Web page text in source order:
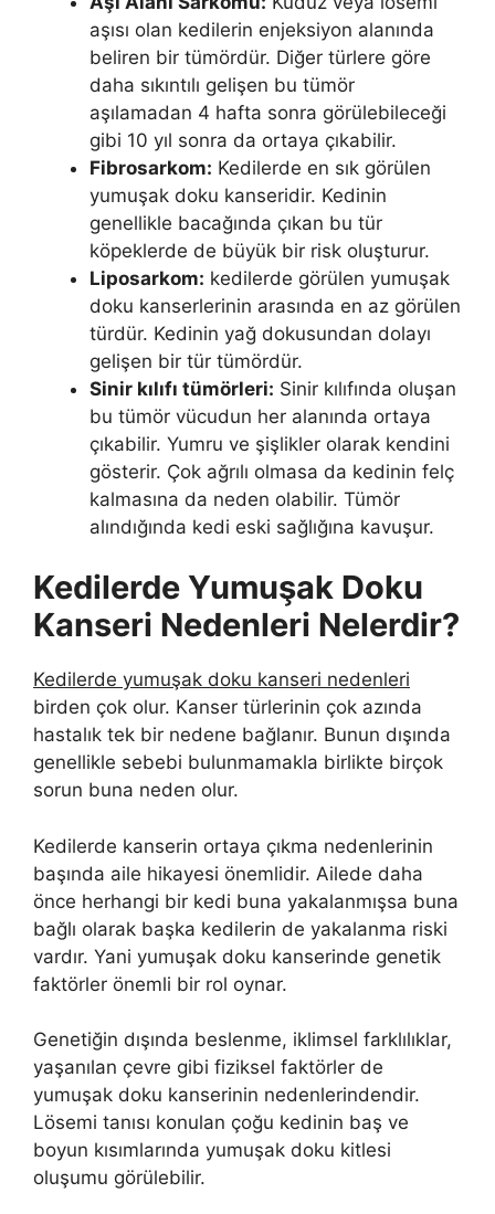
aşısı olan kedilerin enjeksiyon alanında
beliren bir tümördür. Diğer türlere göre
daha sıkıntılı gelişen bu tümör
aşılamadan 4 hafta sonra görülebileceği
gibi 10 yıl sonra da ortaya çıkabilir.
Fibrosarkom: Kedilerde en sık görülen
yumuşak doku kanseridir. Kedinin
genellikle bacağında çıkan bu tür
köpeklerde de büyük bir risk oluşturur.
Liposarkom: kedilerde görülen yumuşak
doku kanserlerinin arasında en az görülen
türdür. Kedinin yağ dokusundan dolayı
gelişen bir tür tümördür.
Sinir kılıfı tümörleri: Sinir kılıfında oluşan
bu tümör vücudun her alanında ortaya
çıkabilir. Yumru ve şişlikler olarak kendini
gösterir. Çok ağrılı olmasa da kedinin felç
kalmasına da neden olabilir. Tümör
alındığında kedi eski sağlığına kavuşur.
Kedilerde Yumuşak Doku
Kanseri Nedenleri Nelerdir?
Kedilerde yumuşak doku kanseri nedenleri
birden çok olur. Kanser türlerinin çok azında
hastalık tek bir nedene bağlanır. Bunun dışında
genellikle sebebi bulunmamakla birlikte birçok
sorun buna neden olur.
Kedilerde kanserin ortaya çıkma nedenlerinin
başında aile hikayesi önemlidir. Ailede daha
önce herhangi bir kedi buna yakalanmışsa buna
bağlı olarak başka kedilerin de yakalanma riski
vardır. Yani yumuşak doku kanserinde genetik
faktörler önemli bir rol oynar.
Genetiğin dışında beslenme, iklimsel farklılıklar,
yaşanılan çevre gibi fiziksel faktörler de
yumuşak doku kanserinin nedenlerindendir.
Lösemi tanısı konulan çoğu kedinin baş ve
boyun kısımlarında yumuşak doku kitlesi
oluşumu görülebilir.